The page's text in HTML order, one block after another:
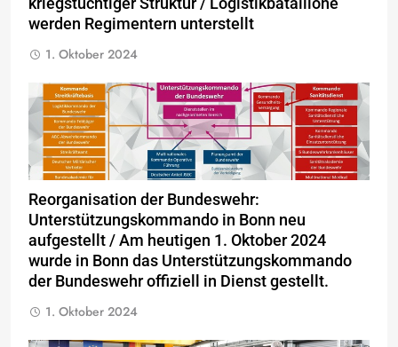
werden Regimentern unterstellt
1. Oktober 2024
Reorganisation der Bundeswehr:
Unterstützungskommando in Bonn neu
aufgestellt / Am heutigen 1. Oktober 2024
wurde in Bonn das Unterstützungskommando
der Bundeswehr offiziell in Dienst gestellt.
1. Oktober 2024